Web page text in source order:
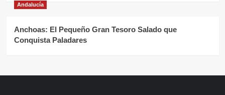
Andalucía
Anchoas: El Pequeño Gran Tesoro Salado que
Conquista Paladares